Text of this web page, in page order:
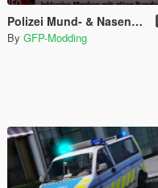
Polizei Mund- & Nasenschutz (Police mask)
By GFP-Modding